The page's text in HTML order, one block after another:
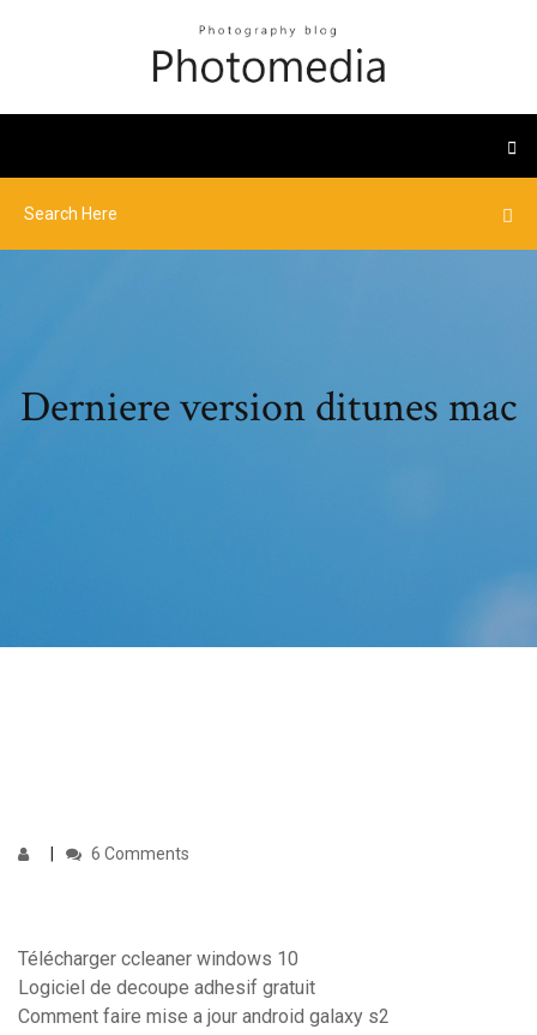
Derniere version ditunes mac
6 Comments
Télécharger ccleaner windows 10
Logiciel de decoupe adhesif gratuit
Comment faire mise a jour android galaxy s2